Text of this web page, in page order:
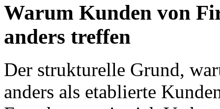
Warum Kunden von
anders treffen
Der strukturelle Grund,
anders als etablierte